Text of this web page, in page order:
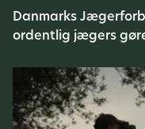
Danmarks
ordentlig jægers